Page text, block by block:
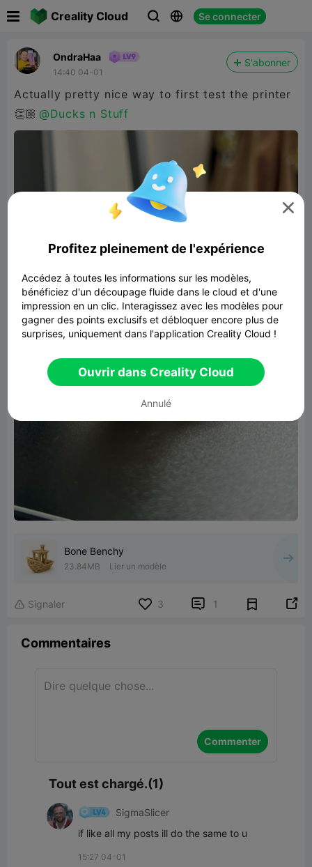
Creality Cloud   Se connecter
OndraHaa
14:40 04-01
S'abonner
Actually pretty nice way to first test the printer
👏🏼 @Ducks n Stuff
Bone Benchy
23.84MB Lier un modèle
 Signaler 3  1 
Commentaires
Commenter
Tout est chargé.(1)
SigmaSlicer
if like all my posts ill do the same to u
15:27 04-01

Profitez pleinement de l'expérience
Accédez à toutes les informations sur les modèles,
bénéficiez d'un découpage fluide dans le cloud et d'une
impression en un clic. Interagissez avec les modèles pour
gagner des points exclusifs et débloquer encore plus de
surprises, uniquement dans l'application Creality Cloud !
Ouvrir dans Creality Cloud
Annulé